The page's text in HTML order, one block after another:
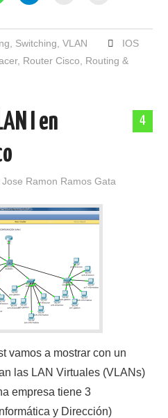
Switching VLAN
IOS
, Router Cisco
Routing &
4
I en
Jose Ramon Ramos Gata
vamos a mostrar con un
las LAN Virtuales (VLANs)
empresa tiene 3
y Dirección)